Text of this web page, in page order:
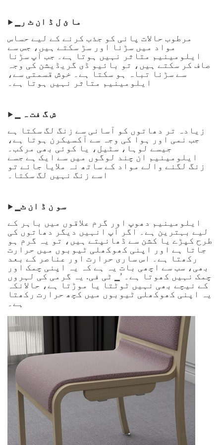
▶
▁ما ئ ل ڈ ان ٹ ر
مرطوب حالات پانی کو جذب کرنے کے لیے حساس
مواد میں سڑنا اور سڑ سکتے ہیں، جس سے
ایلومینیم متاثر نہیں ہوتا ہے۔ جب آپ سڑنا
صاف کر سکتے ہیں، تو بائیو ڈی گریڈیشن کی وجہ
سے سڑنا تباہ ہو سکتا ہے۔ خوش قسمتی سے،
ایلومینیم متاثر نہیں ہوتا ہے۔
▶
▁ ش گ فت ہ
زیادہ تر دھاتوں کو آسانی سے زنگ لگ سکتا ہے
جب نمی اور ہوا کی وجہ سے آکسیکرن ہوتا ہے،
جیسے لوہا، سٹیل، یا کوئی بھی مرکب۔
ایلومینیم ان چند لوگوں میں سے ایک ہے جسے
زنگ لگنے والے مواد کے ساتھ نہ ملایا جائے تو
اسے زنگ نہیں لگ سکتا۔
▶
▁سو ن ڈ ان ٹ
ایلومینیم دھوپ اور گرم علاقوں میں باہر کے
لیے بہترین ہے۔ اگر آپ انہیں دیگر دھاتوں کی
طرح کپڑے یا کشن سے ڈھانپتے ہیں، تو یہ گرم ہو
جاتا ہے اور اپنی کھوکھلی ٹیوبوں میں حرارت
رکھتا ہے۔ اس ساری حرارت اور عناصر کے بعد
بھی، سب سے اچھی بات یہ ہے کہ یہ اپنی چمک اور
چمک نہیں کھوتا ہے۔ ’▁ ٹی فی. یہ گرمی کی لہروں
کے نیچے بھی نہیں ٹوٹتا یا موڑتا ہے، حالانکہ
یہ اپنی کھوکھلی ٹیوبوں میں کچھ حرارت رکھتا
ہے۔